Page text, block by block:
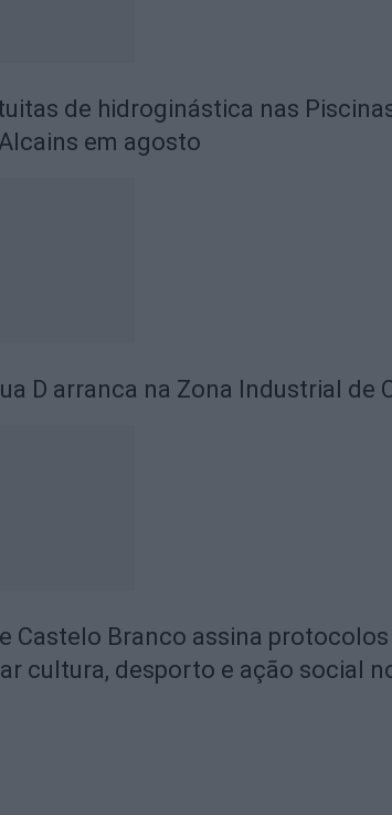
de hidroginástica nas
em agosto
D arranca na Zona Industrial de
Castelo Branco assina
cultura, desporto e ação social